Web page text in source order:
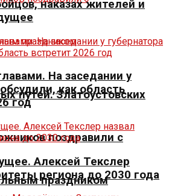
путей. Златоустовских
поздравили с
праздником
наказах жителей и
На заседании у
как область
год
Алексей Текслер
региона до 2030 года